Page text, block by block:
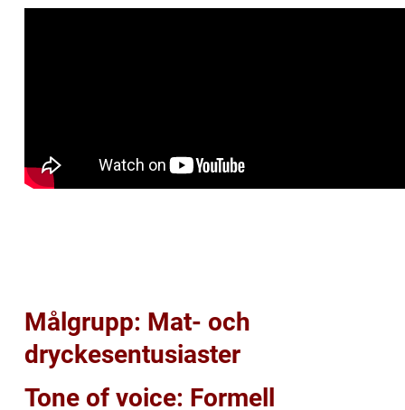
Målgrupp: Mat- och
dryckesentusiaster
Tone of voice: Formell